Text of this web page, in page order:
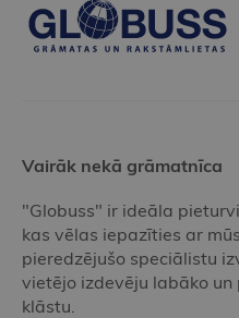
Vairāk nekā grāmatnīca
"Globuss" ir ideāla
kas vēlas iepazīties ar
pieredzējušo speciālistu
vietējo izdevēju labāko
klāstu.